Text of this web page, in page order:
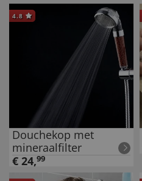
4.8
Douchekop met
mineraalfilter
€ 24,99